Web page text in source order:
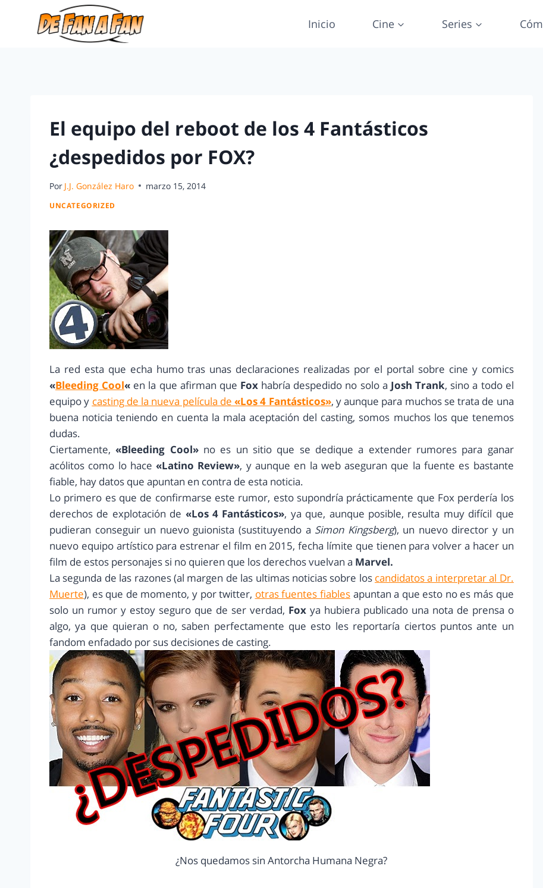
Inicio Cine Series
El equipo del reboot de los 4 Fantásticos
¿despedidos por FOX?
Por J.J. González Haro marzo 15, 2014
UNCATEGORIZED
La red esta que echa humo tras unas declaraciones realizadas por el portal sobre cine y comics
«Bleeding Cool« en la que afirman que Fox habría despedido no solo a Josh Trank, sino a todo el
equipo y casting de la nueva película de«Los 4 Fantásticos», y aunque para muchos se trata de una
buena noticia teniendo en cuenta la mala aceptación del casting, somos muchos los que tenemos
dudas.
Ciertamente,«Bleeding Cool»no es un sitio que se dedique a extender rumores para ganar
acólitos como lo hace«Latino Review», y aunque en la web aseguran que la fuente es bastante
fiable, hay datos que apuntan en contra de esta noticia.
Lo primero es que de confirmarse este rumor, esto supondría prácticamente que Fox perdería los
derechos de explotación de «Los 4 Fantásticos», ya que, aunque posible, resulta muy difícil que
pudieran conseguir un nuevo guionista (sustituyendo a Simon Kingsberg), un nuevo director y un
nuevo equipo artístico para estrenar el film en 2015, fecha límite que tienen para volver a hacer un
film de estos personajes si no quieren que los derechos vuelvan a Marvel.
La segunda de las razones (al margen de las ultimas noticias sobre los candidatos a interpretar al Dr.
Muerte), es que de momento, y por twitter, otras fuentes fiablesapuntan a que esto no es más que
solo un rumor y estoy seguro que de ser verdad, Foxya hubiera publicado una nota de prensa o
algo, ya que quieran o no, saben perfectamente que esto les reportaría ciertos puntos ante un
fandom enfadado por sus decisiones de casting.
¿Nos quedamos sin Antorcha Humana Negra?